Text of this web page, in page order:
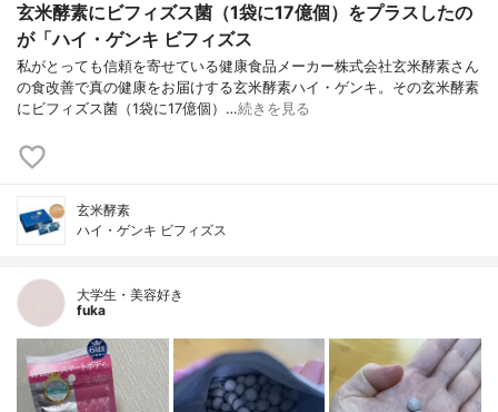
玄米酵素にビフィズス菌（1袋に17億個）をプラスしたの
が「ハイ・ゲンキ ビフィズス
私がとっても信頼を寄せている健康食品メーカー株式会社玄米酵素さん
の食改善で真の健康をお届けする玄米酵素ハイ・ゲンキ。その玄米酵素
にビフィズス菌（1袋に17億個）…続きを見る
玄米酵素
ハイ・ゲンキ ビフィズス
大学生・美容好き
fuka